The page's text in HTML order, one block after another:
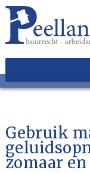
Gebruik
zomaar